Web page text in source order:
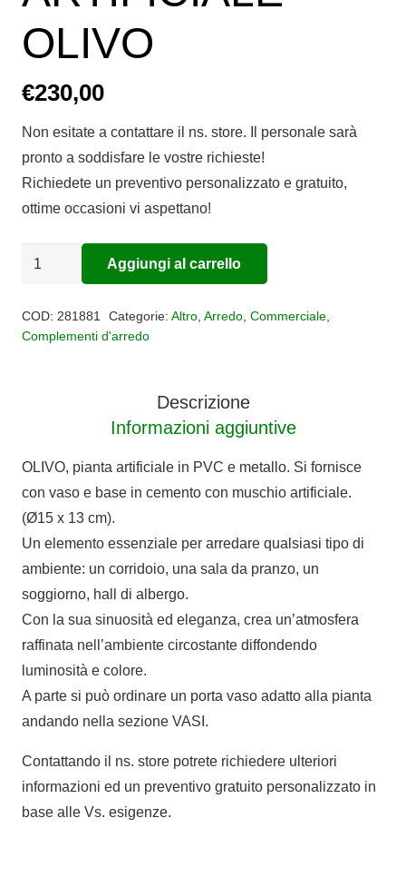
OLIVO
€230,00
Non esitate a contattare il ns. store. Il personale sarà
pronto a soddisfare le vostre richieste!
Richiedete un preventivo personalizzato e gratuito,
ottime occasioni vi aspettano!
PIANTA
ARTIFICIALE
quantità
Aggiungi al carrello
COD: 281881 Categorie: Altro, Arredo, Commerciale,
Complementi d'arredo
Descrizione
Informazioni aggiuntive
OLIVO, pianta artificiale in PVC e metallo. Si fornisce
con vaso e base in cemento con muschio artificiale.
(Ø15 x 13 cm).
Un elemento essenziale per arredare qualsiasi tipo di
ambiente: un corridoio, una sala da pranzo, un
soggiorno, hall di albergo.
Con la sua sinuosità ed eleganza, crea un’atmosfera
raffinata nell’ambiente circostante diffondendo
luminosità e colore.
A parte si può ordinare un porta vaso adatto alla pianta
andando nella sezione VASI.
Contattando il ns. store potrete richiedere ulteriori
informazioni ed un preventivo gratuito personalizzato in
base alle Vs. esigenze.